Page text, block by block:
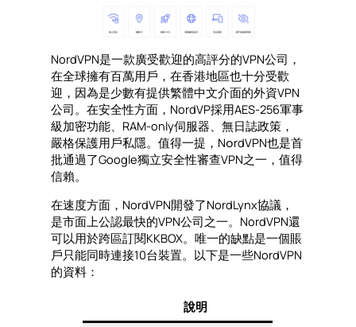
NordVPN是一款廣受歡迎的高評分的VPN公司，
在全球擁有百萬用戶，在香港地區也十分受歡
迎，因為是少數有提供繁體中文介面的外資VPN
公司。在安全性方面，NordVP採用AES-256軍事
級加密功能、RAM-only伺服器、無日誌政策，
嚴格保護用戶私隱。值得一提，N၀rdVPN也是首
批通過了Google獨立安全性審查VPN之一，值得
信賴。
在速度方面，NordVPN開發了NordLynx協議，
是市面上公認最快的VPN公司之一。NordVPN還
可以用於跨區訂閱KKBOX。唯一的缺點是一個賬
戶只能同時連接10台裝置。以下是一些NordVPN
的資料：
說明